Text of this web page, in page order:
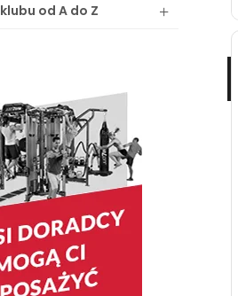
klubu od A do Z